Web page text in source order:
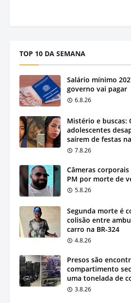
TOP 10 DA SEMANA
Salário mínimo
governo vai pagar
6.8.26
Mistério e buscas:
adolescentes
saírem de festas
7.8.26
Câmeras
PM por morte de
5.8.26
Segunda morte é
colisão entre
carro na BR-324
4.8.26
Presos são
compartimento
uma tonelada de
3.8.26